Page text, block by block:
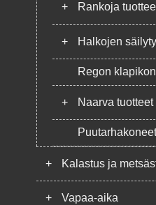
+ Rankoja
+ Halkojen
Regon
+ Naarva tuotteet
+ Kalastus ja
+ Vapaa-aika